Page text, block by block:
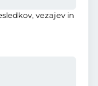
vezajev in